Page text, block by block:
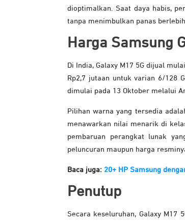
dioptimalkan. Saat daya habis,
tanpa menimbulkan panas
Harga Samsung
Di India, Galaxy M17 5G dijual
Rp2,7 jutaan untuk varian 6/128
dimulai pada 13 Oktober melalui
Pilihan warna yang tersedia
menawarkan nilai menarik di
pembaruan perangkat lunak
peluncuran maupun harga
Baca juga: 20+ HP Samsung
Penutup
Secara keseluruhan, Galaxy